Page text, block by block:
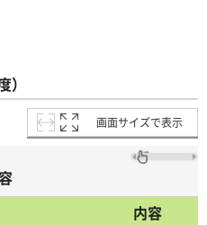
画面サイズで表示
内容